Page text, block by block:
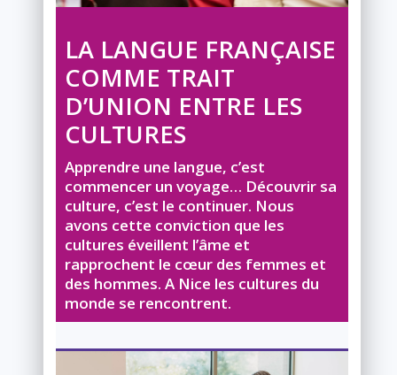
LA LANGUE FRANÇAISE
COMME TRAIT
D’UNION ENTRE LES
CULTURES
Apprendre une langue, c’est
commencer un voyage… Découvrir sa
culture, c’est le continuer. Nous
avons cette conviction que les
cultures éveillent l’âme et
rapprochent le cœur des femmes et
des hommes. A Nice les cultures du
monde se rencontrent.